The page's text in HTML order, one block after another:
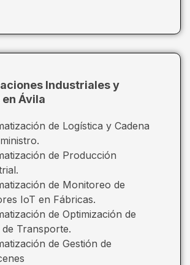
Industriales y
Ávila
de Logística y Cadena
de Producción
de Monitoreo de
IoT en Fábricas.
de Optimización de
de Transporte.
de Gestión de